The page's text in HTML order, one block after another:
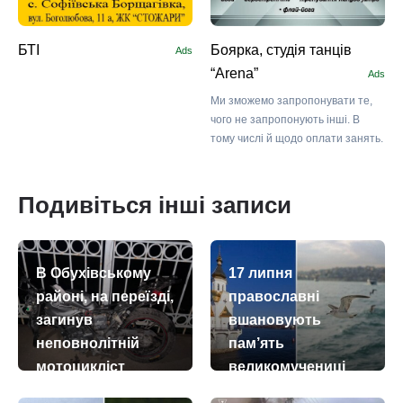
БТІ Ads
Боярка, студія танців
“Arena”
Ads
Ми зможемо запропонувати те,
чого не запропонують інші. В
тому числі й щодо оплати занять.
Подивіться інші записи
В Обухівському
районі, на переїзді,
загинув
неповнолітній
мотоцикліст
17 липня
православні
вшановують
пам’ять
великомучениці